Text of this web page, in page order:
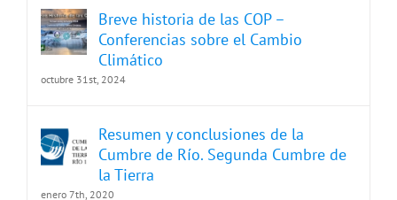
Breve historia de las COP –
Conferencias sobre el Cambio
Climático
octubre 31st, 2024
Resumen y conclusiones de la
Cumbre de Río. Segunda Cumbre de
la Tierra
enero 7th, 2020